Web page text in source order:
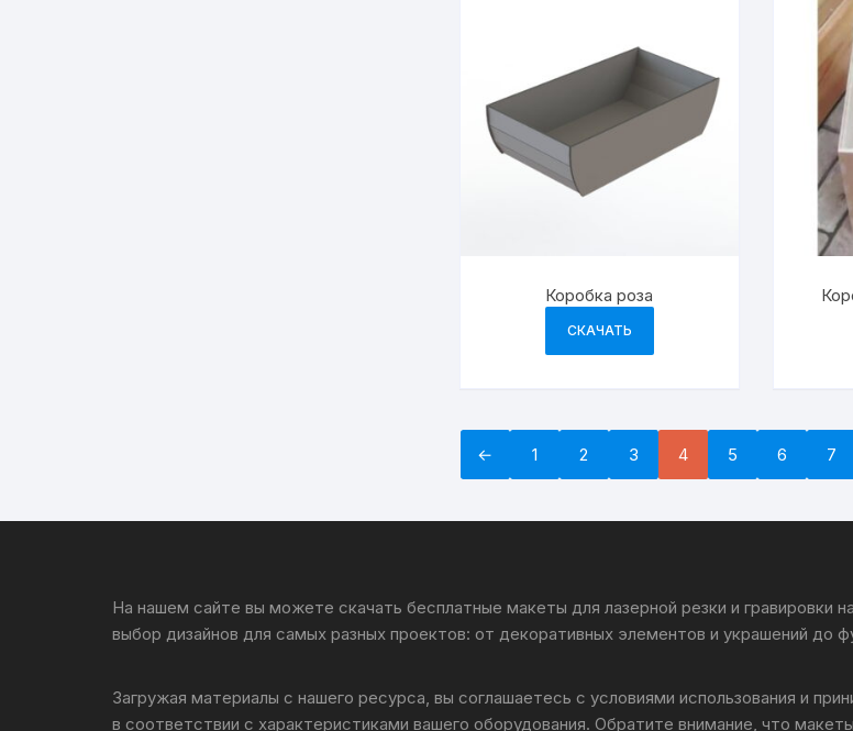
Коробка роза
СКАЧАТЬ
← 1 2 3 4 5 6 7
На нашем сайте вы можете скачать бесплатные макеты для лазерной резки и гравировки
выбор дизайнов для самых разных проектов: от декоративных элементов и украшений до
Загружая материалы с нашего ресурса, вы соглашаетесь с условиями использования и
в соответствии с характеристиками вашего оборудования. Обратите внимание, что